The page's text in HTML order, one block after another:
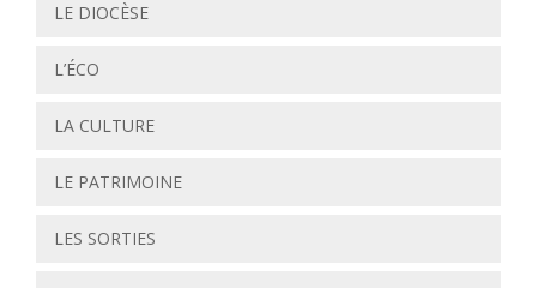
LE DIOCÈSE
L’ÉCO
LA CULTURE
LE PATRIMOINE
LES SORTIES